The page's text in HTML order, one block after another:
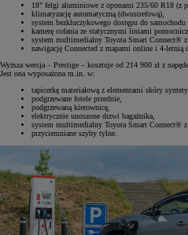
18" felgi aluminiowe z oponami 235/60 R18 (z
klimatyzację automatyczną (dwustrefową),
system bezkluczykowego dostępu do
kamerę cofania ze statycznymi liniami
system multimedialny Toyota Smart Connect®
nawigację Connected z mapami online i 4-letnią
Wyższa wersja – Prestige – kosztuje od 214 900 zł z
Jest ona wyposażona m.in. w:
tapicerkę materiałową z elementami skóry
podgrzewane fotele przednie,
podgrzewaną kierownicę,
elektrycznie unoszone drzwi bagażnika,
system multimedialny Toyota Smart Connect®
przyciemniane szyby tylne.